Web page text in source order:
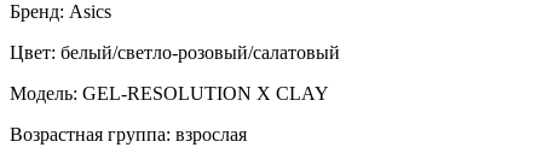
Бренд: Asics
Цвет: белый/светло-розовый/салатовый
Модель: GEL-RESOLUTION X CLAY
Возрастная группа: взрослая